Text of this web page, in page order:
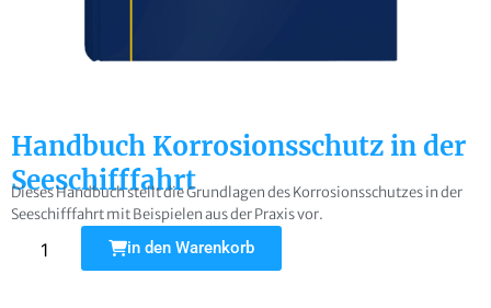
Handbuch Korrosionsschutz in der
Seeschifffahrt
Dieses Handbuch stellt die Grundlagen des Korrosionsschutzes in der
Seeschifffahrt mit Beispielen aus der Praxis vor.
in den Warenkorb
E-Mail